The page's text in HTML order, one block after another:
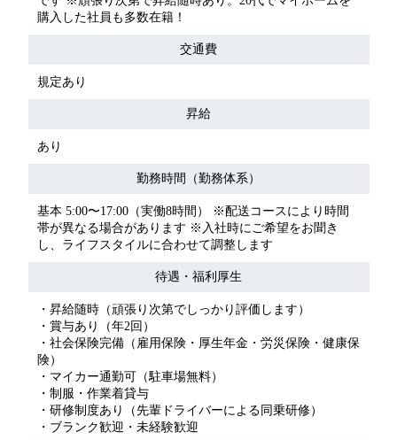
購入した社員も多数在籍！
交通費
規定あり
昇給
あり
勤務時間（勤務体系）
基本 5:00〜17:00（実働8時間） ※配送コースにより時間
帯が異なる場合があります ※入社時にご希望をお聞き
し、ライフスタイルに合わせて調整します
待遇・福利厚生
・昇給随時（頑張り次第でしっかり評価します）
・賞与あり（年2回）
・社会保険完備（雇用保険・厚生年金・労災保険・健康保
険）
・マイカー通勤可（駐車場無料）
・制服・作業着貸与
・研修制度あり（先輩ドライバーによる同乗研修）
・ブランク歓迎・未経験歓迎